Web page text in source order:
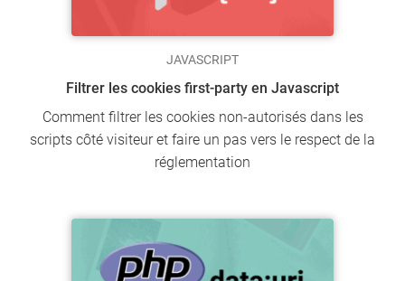
JAVASCRIPT
Filtrer les cookies first-party en Javascript
Comment filtrer les cookies non-autorisés dans les
scripts côté visiteur et faire un pas vers le respect de la
réglementation